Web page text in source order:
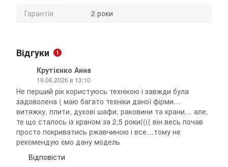
Гарантія 2 роки
Відгуки 1
Крутієнко Анна
19.06.2026 в 13:10
Не перший рік користуюсь технікою і завжди була
задоволена ( маю багато техніки даної фірми…
витяжку, плити, духові шафи, раковини та крани… але,
те що сталось із краном за 2,5 роки(((( він весь почав
просто покриватись ржавчиною і все…тому не
рекомендую ємо дану модель
Відповісти